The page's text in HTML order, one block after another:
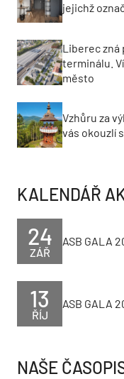
jejichž
Liberec zná
terminálu.
město
Vzhůru za
vás okouzlí
KALENDÁŘ
ZÁŘ
24 ASB GALA
ŘÍJ
13 ASB GALA
NAŠE